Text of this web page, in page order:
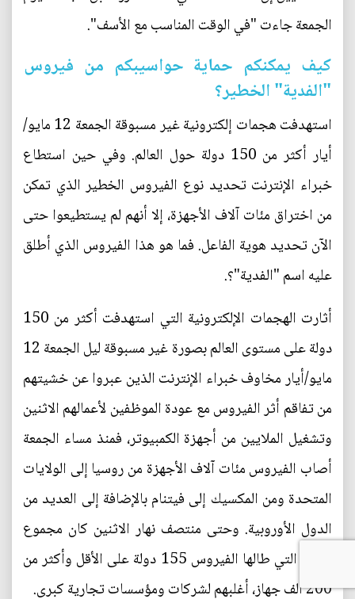
الجمعة جاءت "في الوقت المناسب مع الأسف".
كيف يمكنكم حماية حواسيبكم من فيروس
"الفدية" الخطير؟
استهدفت هجمات إلكترونية غير مسبوقة الجمعة 12 مايو/
أيار أكثر من 150 دولة حول العالم. وفي حين استطاع
خبراء الإنترنت تحديد نوع الفيروس الخطير الذي تمكن
من اختراق مئات آلاف الأجهزة، إلا أنهم لم يستطيعوا حتى
الآن تحديد هوية الفاعل. فما هو هذا الفيروس الذي أطلق
عليه اسم "الفدية"؟.
أثارت الهجمات الإلكترونية التي استهدفت أكثر من 150
دولة على مستوى العالم بصورة غير مسبوقة ليل الجمعة 12
مايو/أيار مخاوف خبراء الإنترنت الذين عبروا عن خشيتهم
من تفاقم أثر الفيروس مع عودة الموظفين لأعمالهم الاثنين
وتشغيل الملايين من أجهزة الكمبيوتر، فمنذ مساء الجمعة
أصاب الفيروس مئات آلاف الأجهزة من روسيا إلى الولايات
المتحدة ومن المكسيك إلى فيتنام بالإضافة إلى العديد من
الدول الأوروبية. وحتى منتصف نهار الاثنين كان مجموع
الدول التي طالها الفيروس 155 دولة على الأقل وأكثر من
200 ألف جهاز، أغلبهم لشركات ومؤسسات تجارية كبرى.